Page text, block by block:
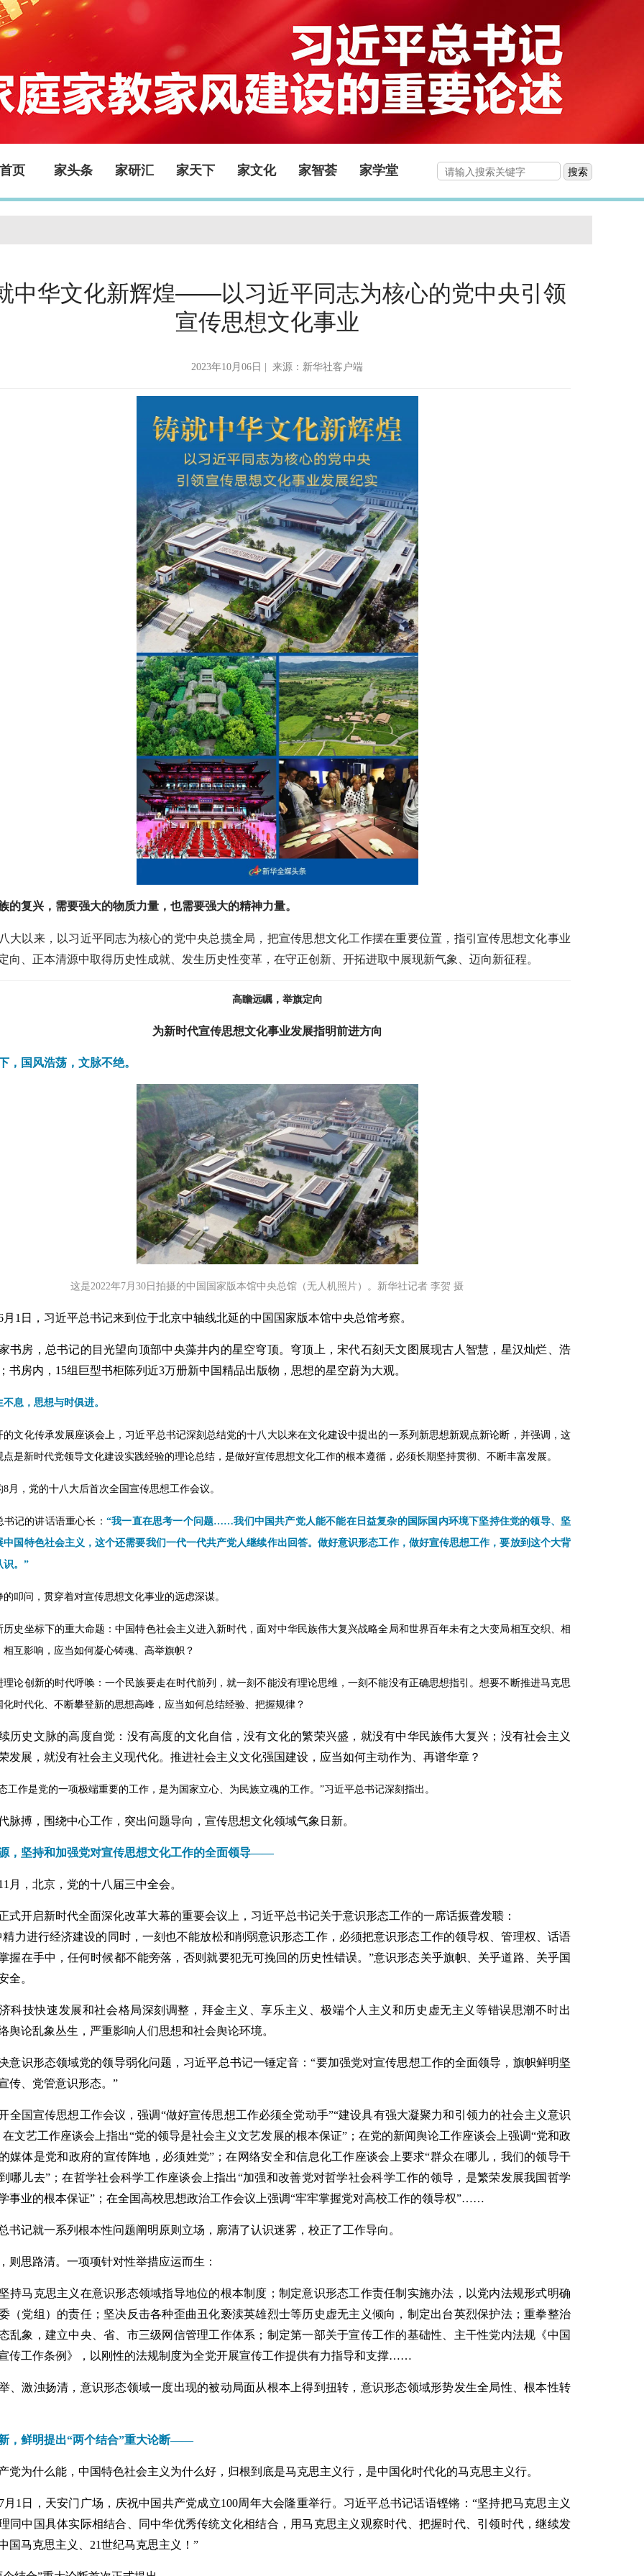
页 家头条 家研汇 家天下 家文化 家智荟 家学堂 搜索
中华文化新辉煌——以习近平同志为核心的党中央引领
宣传思想文化事业
2023年10月06日 | 来源：新华社客户端
的复兴，需要强大的物质力量，也需要强大的精神力量。
大以来，以习近平同志为核心的党中央总揽全局，把宣传思想文化工作摆在重要位置，指引宣传思想文化事业
向、正本清源中取得历史性成就、发生历史性变革，在守正创新、开拓进取中展现新气象、迈向新征程。
高瞻远瞩，举旗定向
为新时代宣传思想文化事业发展指明前进方向
，国风浩荡，文脉不绝。
这是2022年7月30日拍摄的中国国家版本馆中央总馆（无人机照片）。新华社记者 李贺 摄
月1日，习近平总书记来到位于北京中轴线北延的中国国家版本馆中央总馆考察。
书房，总书记的目光望向顶部中央藻井内的星空穹顶。穹顶上，宋代石刻天文图展现古人智慧，星汉灿烂、浩
书房内，15组巨型书柜陈列近3万册新中国精品出版物，思想的星空蔚为大观。
息，思想与时俱进。
的文化传承发展座谈会上，习近平总书记深刻总结党的十八大以来在文化建设中提出的一系列新思想新观点新论断，并强调，这
点是新时代党领导文化建设实践经验的理论总结，是做好宣传思想文化工作的根本遵循，必须长期坚持贯彻、不断丰富发展。
8月，党的十八大后首次全国宣传思想工作会议。
书记的讲话语重心长： “我一直在思考一个问题……我们中国共产党人能不能在日益复杂的国际国内环境下坚持住党的领导、坚
中国特色社会主义，这个还需要我们一代一代共产党人继续作出回答。做好意识形态工作，做好宣传思想工作，要放到这个大背
识。”
的叩问，贯穿着对宣传思想文化事业的远虑深谋。
历史坐标下的重大命题：中国特色社会主义进入新时代，面对中华民族伟大复兴战略全局和世界百年未有之大变局相互交织、相
相互影响，应当如何凝心铸魂、高举旗帜？
理论创新的时代呼唤：一个民族要走在时代前列，就一刻不能没有理论思维，一刻不能没有正确思想指引。想要不断推进马克思
化时代化、不断攀登新的思想高峰，应当如何总结经验、把握规律？
历史文脉的高度自觉：没有高度的文化自信，没有文化的繁荣兴盛，就没有中华民族伟大复兴；没有社会主义
发展，就没有社会主义现代化。推进社会主义文化强国建设，应当如何主动作为、再谱华章？
工作是党的一项极端重要的工作，是为国家立心、为民族立魂的工作。”习近平总书记深刻指出。
脉搏，围绕中心工作，突出问题导向，宣传思想文化领域气象日新。
，坚持和加强党对宣传思想文化工作的全面领导——
月，北京，党的十八届三中全会。
式开启新时代全面深化改革大幕的重要会议上，习近平总书记关于意识形态工作的一席话振聋发聩：
精力进行经济建设的同时，一刻也不能放松和削弱意识形态工作，必须把意识形态工作的领导权、管理权、话语
握在手中，任何时候都不能旁落，否则就要犯无可挽回的历史性错误。”意识形态关乎旗帜、关乎道路、关乎国
全。
科技快速发展和社会格局深刻调整，拜金主义、享乐主义、极端个人主义和历史虚无主义等错误思潮不时出
舆论乱象丛生，严重影响人们思想和社会舆论环境。
意识形态领域党的领导弱化问题，习近平总书记一锤定音：“要加强党对宣传思想工作的全面领导，旗帜鲜明坚
传、党管意识形态。 ”
全国宣传思想工作会议，强调“做好宣传思想工作必须全党动手”“建设具有强大凝聚力和引领力的社会主义意识
在文艺工作座谈会上指出“党的领导是社会主义文艺发展的根本保证”；在党的新闻舆论工作座谈会上强调“党和政
媒体是党和政府的宣传阵地，必须姓党”；在网络安全和信息化工作座谈会上要求“群众在哪儿，我们的领导干
哪儿去”；在哲学社会科学工作座谈会上指出“加强和改善党对哲学社会科学工作的领导，是繁荣发展我国哲学
事业的根本保证”；在全国高校思想政治工作会议上强调“牢牢掌握党对高校工作的领导权”……
书记就一系列根本性问题阐明原则立场，廓清了认识迷雾，校正了工作导向。
则思路清。一项项针对性举措应运而生：
持马克思主义在意识形态领域指导地位的根本制度；制定意识形态工作责任制实施办法，以党内法规形式明确
（党组）的责任；坚决反击各种歪曲丑化亵渎英雄烈士等历史虚无主义倾向，制定出台英烈保护法；重拳整治
乱象，建立中央、省、市三级网信管理工作体系；制定第一部关于宣传工作的基础性、主干性党内法规《中国
传工作条例》，以刚性的法规制度为全党开展宣传工作提供有力指导和支撑……
、激浊扬清，意识形态领域一度出现的被动局面从根本上得到扭转，意识形态领域形势发生全局性、根本性转
，鲜明提出“两个结合”重大论断——
党为什么能，中国特色社会主义为什么好，归根到底是马克思主义行，是中国化时代化的马克思主义行。
月1日，天安门广场，庆祝中国共产党成立100周年大会隆重举行。习近平总书记话语铿锵：“坚持把马克思主义
同中国具体实际相结合、同中华优秀传统文化相结合，用马克思主义观察时代、把握时代、引领时代，继续发
国马克思主义、21世纪马克思主义！”